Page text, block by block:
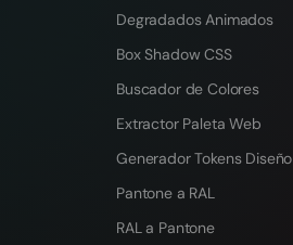
Degradados Animados
Box Shadow CSS
Buscador de Colores
Extractor Paleta Web
Generador Tokens Diseño
Pantone a RAL
RAL a Pantone